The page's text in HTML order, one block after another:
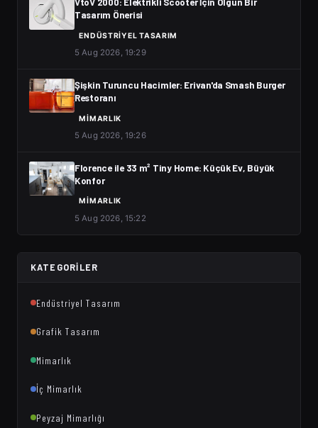
Tasarım Önerisi
ENDÜSTRIYEL TASARIM
5 Aug 2026, 19:29
Şişkin Turuncu Hacimler: Erivan'da Smash Burger
Restoranı
MIMARLIK
5 Aug 2026, 19:26
Florence ile 33 m² Tiny Home: Küçük Ev, Büyük
Konfor
MIMARLIK
5 Aug 2026, 15:22
KATEGORILER
Endüstriyel Tasarım
Grafik Tasarım
Mimarlık
İç Mimarlık
Peyzaj Mimarlığı